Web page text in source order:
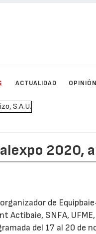
ACTUALIDAD OPINIÓN
2020,
de
Actibaie, SNFA,
del 17 al 20 de